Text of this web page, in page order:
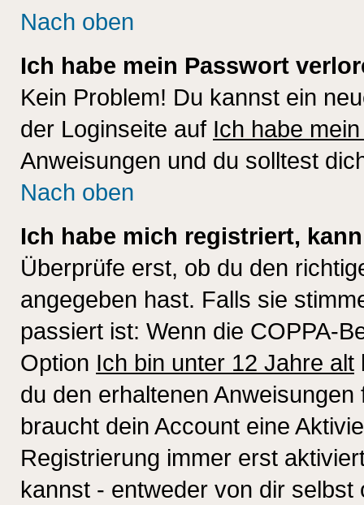
Nach oben
Ich habe mein Passwort
Kein Problem! Du kannst ein
der Loginseite auf Ich habe
Anweisungen und du solltest
Nach oben
Ich habe mich registriert,
Überprüfe erst, ob du den
angegeben hast. Falls sie
passiert ist: Wenn die COPPA-
Option Ich bin unter 12 Jahre alt
du den erhaltenen
braucht dein Account eine
Registrierung immer erst
kannst - entweder von dir selbst